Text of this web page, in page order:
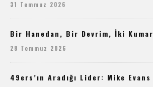
31 Temmuz 2026
Bir Hanedan, Bir Devrim, İki Kumar
28 Temmuz 2026
49ers’ın Aradığı Lider: Mike Evans